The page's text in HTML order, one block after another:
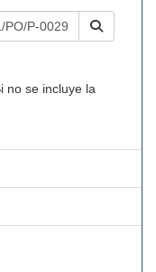
no se incluye la